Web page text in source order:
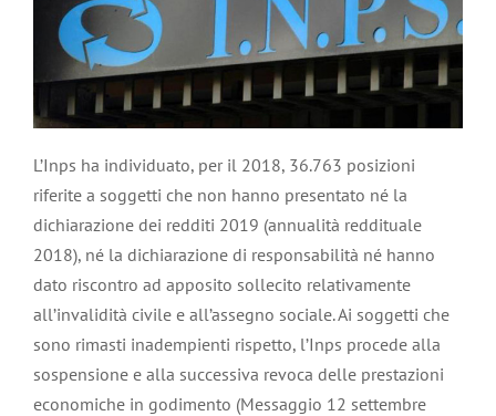
L’Inps ha individuato, per il 2018, 36.763 posizioni
riferite a soggetti che non hanno presentato né la
dichiarazione dei redditi 2019 (annualità reddituale
2018), né la dichiarazione di responsabilità né hanno
dato riscontro ad apposito sollecito relativamente
all’invalidità civile e all’assegno sociale. Ai soggetti che
sono rimasti inadempienti rispetto, l’Inps procede alla
sospensione e alla successiva revoca delle prestazioni
economiche in godimento (Messaggio 12 settembre